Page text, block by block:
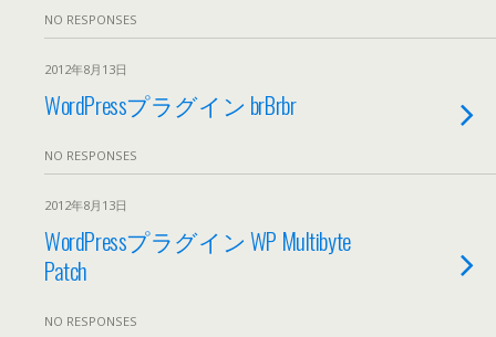
NO RESPONSES
2012年8月13日
WordPressプラグイン brBrbr
NO RESPONSES
2012年8月13日
WordPressプラグイン WP Multibyte
Patch
NO RESPONSES